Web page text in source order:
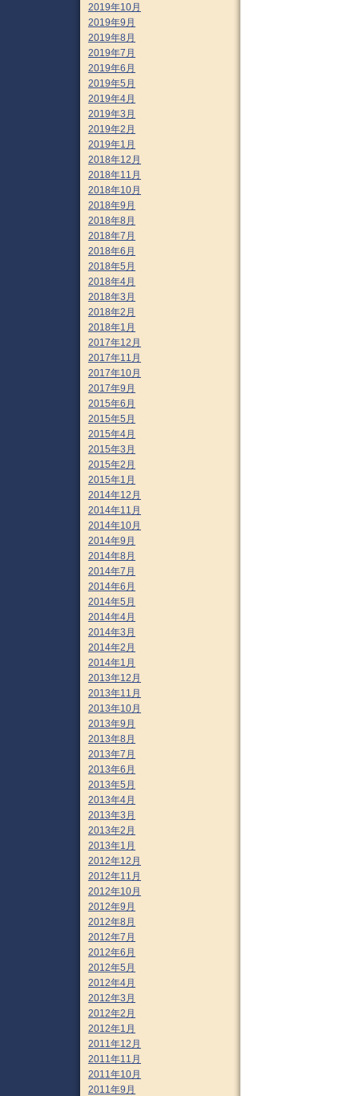
2019年10月
2019年9月
2019年8月
2019年7月
2019年6月
2019年5月
2019年4月
2019年3月
2019年2月
2019年1月
2018年12月
2018年11月
2018年10月
2018年9月
2018年8月
2018年7月
2018年6月
2018年5月
2018年4月
2018年3月
2018年2月
2018年1月
2017年12月
2017年11月
2017年10月
2017年9月
2015年6月
2015年5月
2015年4月
2015年3月
2015年2月
2015年1月
2014年12月
2014年11月
2014年10月
2014年9月
2014年8月
2014年7月
2014年6月
2014年5月
2014年4月
2014年3月
2014年2月
2014年1月
2013年12月
2013年11月
2013年10月
2013年9月
2013年8月
2013年7月
2013年6月
2013年5月
2013年4月
2013年3月
2013年2月
2013年1月
2012年12月
2012年11月
2012年10月
2012年9月
2012年8月
2012年7月
2012年6月
2012年5月
2012年4月
2012年3月
2012年2月
2012年1月
2011年12月
2011年11月
2011年10月
2011年9月